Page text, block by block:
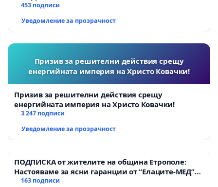
453 подписи
Уведомление за прозрачност
Призив за решителни действия срещу
енергийната империя на Христо Ковачки!
Призив за решителни действия срещу
енергийната империя на Христо Ковачки!
3 247 подписи
Уведомление за прозрачност
ПОДПИСКА от жителите на община Етрополе:
Настояваме за ясни гаранции от “Елаците-МЕД”
АД и от държавата, че ще се изпълнят всички
163 подписи